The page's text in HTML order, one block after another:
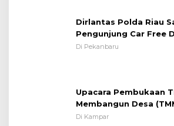
Dirlantas Polda Riau
Pengunjung Car Free
Pesan Edukasi
Di Pekanbaru
Upacara Pembukaan
Membangun Desa
Kodim 0313/KPR
Di Kampar